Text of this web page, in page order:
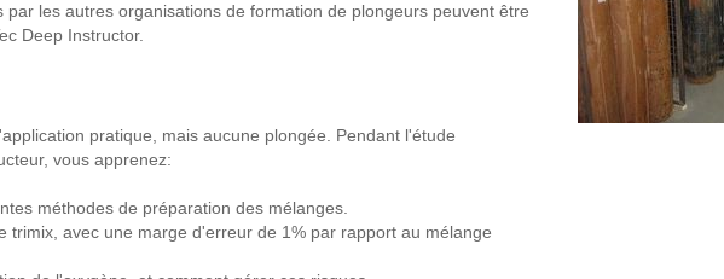
les autres organisations de formation de plongeurs peuvent être
Deep Instructor.
pratique, mais aucune plongée. Pendant l'étude
vous apprenez:
méthodes de préparation des mélanges.
avec une marge d'erreur de 1% par rapport au mélange